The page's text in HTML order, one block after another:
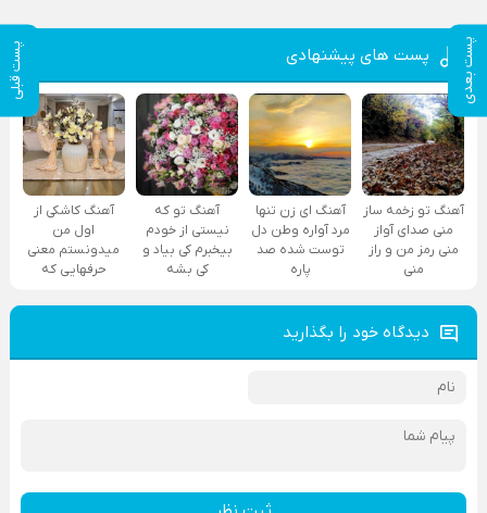
پست بعدی پست قبلی پست های پیشنهادی
آهنگ تو زخمه ساز
منی صدای آواز
منی رمز من و راز
منی
آهنگ ای زن تنها
مرد آواره وطن دل
توست شده صد
پاره
آهنگ تو که
نیستی از خودم
بیخبرم کی بیاد و
کی بشه
آهنگ کاشکی از
اول من
میدونستم معنی
حرفهایی که
دیدگاه خود را بگذارید